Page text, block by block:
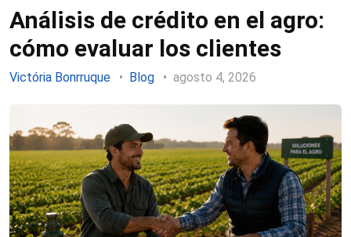
Análisis de crédito en el agro:
cómo evaluar los clientes
Victória Bonrruque Blog agosto 4, 2026